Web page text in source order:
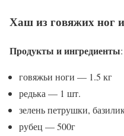
Хаш из говяжих ног
Продукты и ингредиенты:
говяжьи ноги — 1.5 кг
редька — 1 шт.
зелень петрушки,
рубец — 500г